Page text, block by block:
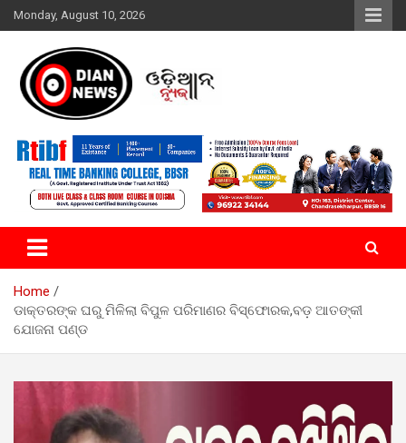
Skip
to
Monday, August 10, 2026
ଓଡିଆନ୍ ନ୍ୟୁଜ
Home
ଡାକ୍ତରଙ୍କ ଘରୁ ମିଳିଲା ବିପୁଳ ପରିମାଣର ବିସ୍ଫୋରକ,ବଡ଼ ଆତଙ୍କୀ
ଯୋଜନା ପଣ୍ଡ